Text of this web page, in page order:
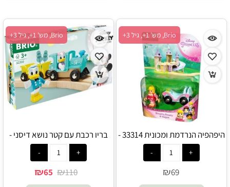
Brio, מש' 1+, גיל 3+
היפהפיה הנרדמת ומכונית 33314 -
₪69
Brio, מש' 1+, גיל 3+
בריו רכבת עם קטר נושא דיסני -
דונלד ודייזי 32260 - Brio
₪110
₪65